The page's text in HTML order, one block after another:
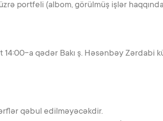
portfeli (albom, görülmüş işlər
a qədər Bakı ş. Həsənbəy Zərdabi
qəbul edilməyəcəkdir.